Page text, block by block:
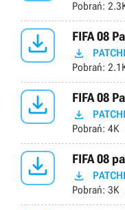
Pobrań:
 FIFA 08

Pobrań:
 FIFA 08

Pobrań: 4K
 FIFA 08

Pobrań: 3K